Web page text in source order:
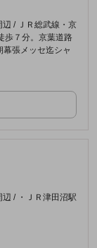
/ ＪＲ総武線・京
歩７分。京葉道路
張メッセ迄シャ
/ ・ＪＲ津田沼駅